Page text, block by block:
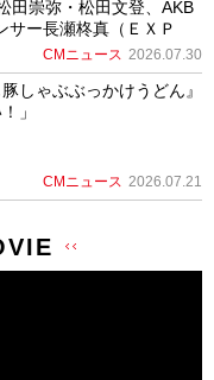
田崇弥・松田文登、AKB
サー長瀬柊真（ＥＸＰ
CMニュース 2026.07.30
しゃぶぶっかけうどん』
」
CMニュース 2026.07.21